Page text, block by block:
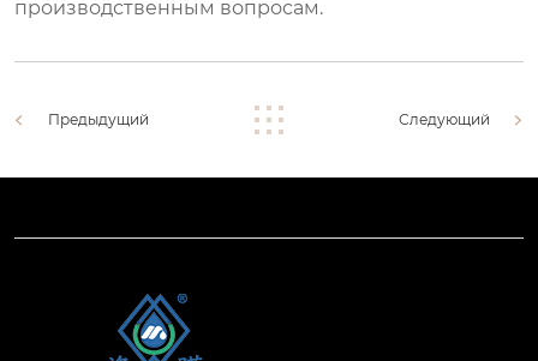
производственным вопросам.
Предыдущий Следующий